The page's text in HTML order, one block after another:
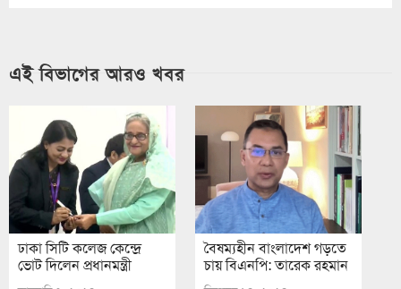
এই বিভাগের আরও খবর
ঢাকা সিটি কলেজ কেন্দ্রে
ভোট দিলেন প্রধানমন্ত্রী
বৈষম্যহীন বাংলাদেশ গড়তে
চায় বিএনপি: তারেক রহমান